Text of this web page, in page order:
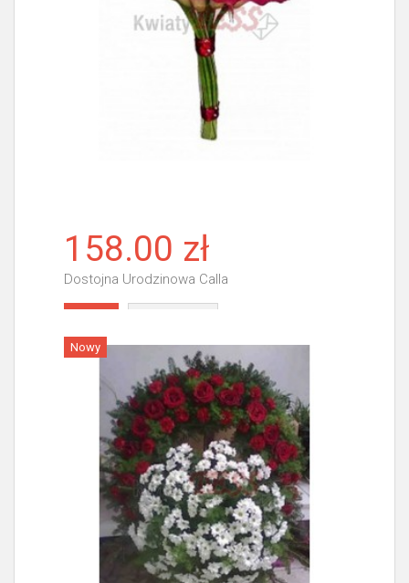
158.00 zł
Dostojna Urodzinowa Calla
Nowy